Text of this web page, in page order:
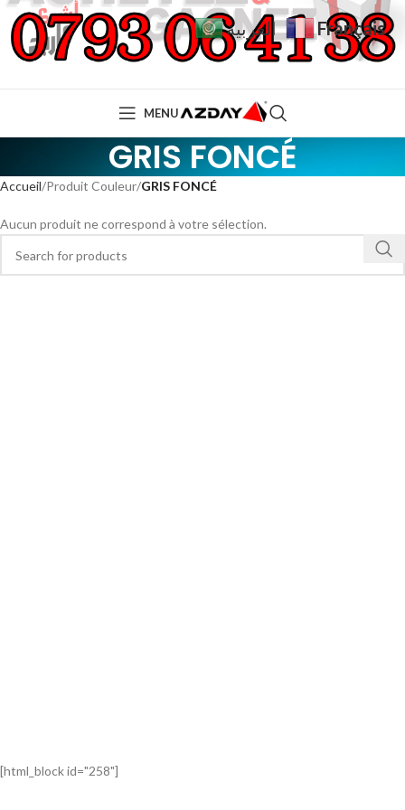
MENU
GRIS FONCÉ
Accueil Produit Couleur GRIS FONCÉ
Aucun produit ne correspond à votre sélection.
[html_block id="258"]
العربية Français